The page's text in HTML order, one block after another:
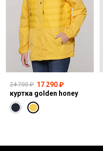
24 700 ₽ 17 290 ₽
куртка golden honey